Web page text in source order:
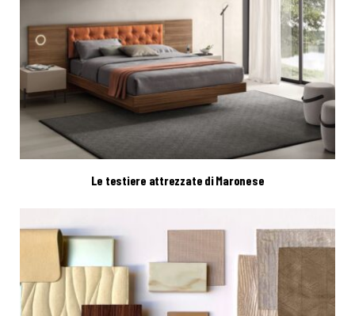
Le testiere attrezzate di Maronese